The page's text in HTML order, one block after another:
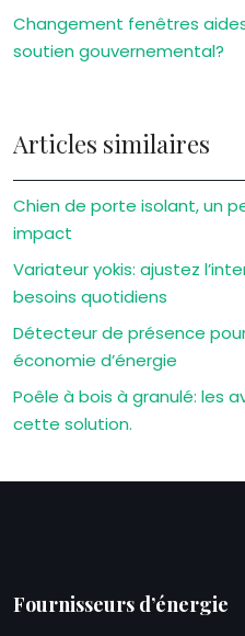
Changement fenêtres
soutien gouvernemental?
Articles similaires
Chien de porte isolant, un
impact
Variateur yokis: ajustez
besoins quotidiens
Détecteur de présence
économie d’énergie
Poêle à bois à granulé: les
cette solution.
Fournisseurs d’énergie